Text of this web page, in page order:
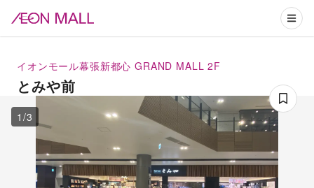
イオンモール幕張新都心 GRAND MALL 2F
とみや前
1 /3